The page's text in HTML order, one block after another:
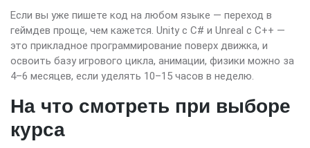
Если вы уже пишете код на любом языке — переход в
геймдев проще, чем кажется. Unity с C# и Unreal с C++ —
это прикладное программирование поверх движка, и
освоить базу игрового цикла, анимации, физики можно за
4–6 месяцев, если уделять 10–15 часов в неделю.
На что смотреть при выборе
курса